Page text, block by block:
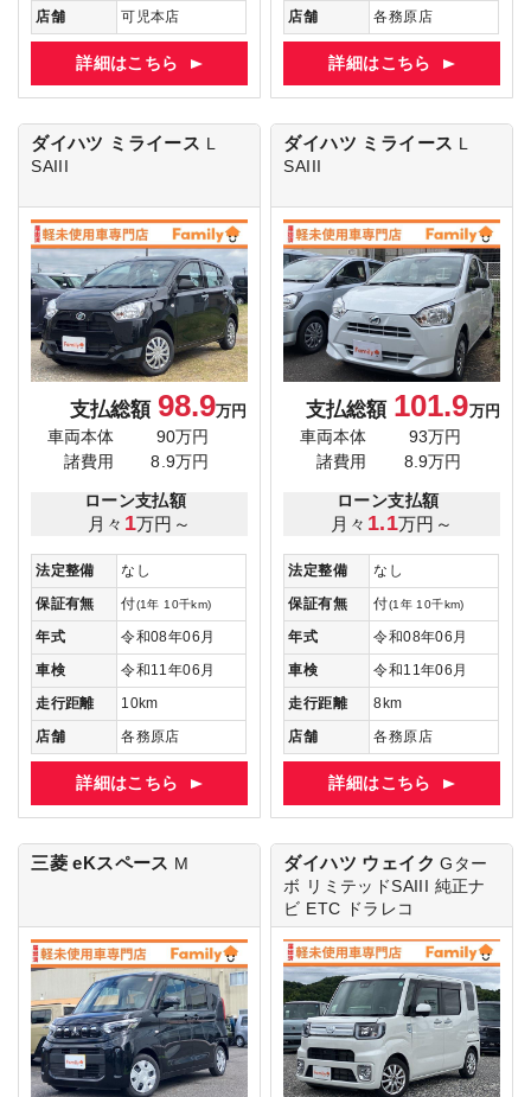
店舗
可児本店
詳細はこちら
店舗
各務原店
詳細はこちら
ダイハツ ミライース L
SAIII
支払総額 98.9万円
車両本体
90万円
諸費用
8.9万円
ローン支払額
月々 1万円～
法定整備
なし
保証有無
付(1年 10千km)
年式
令和08年06月
車検
令和11年06月
走行距離
10km
店舗
各務原店
詳細はこちら
ダイハツ ミライース L
SAIII
支払総額 101.9万円
車両本体
93万円
諸費用
8.9万円
ローン支払額
月々 1.1万円～
法定整備
なし
保証有無
付(1年 10千km)
年式
令和08年06月
車検
令和11年06月
走行距離
8km
店舗
各務原店
詳細はこちら
三菱 eKスペース M ダイハツ ウェイクGター
ボ リミテッドSAIII 純正ナ
ビ ETC ドラレコ